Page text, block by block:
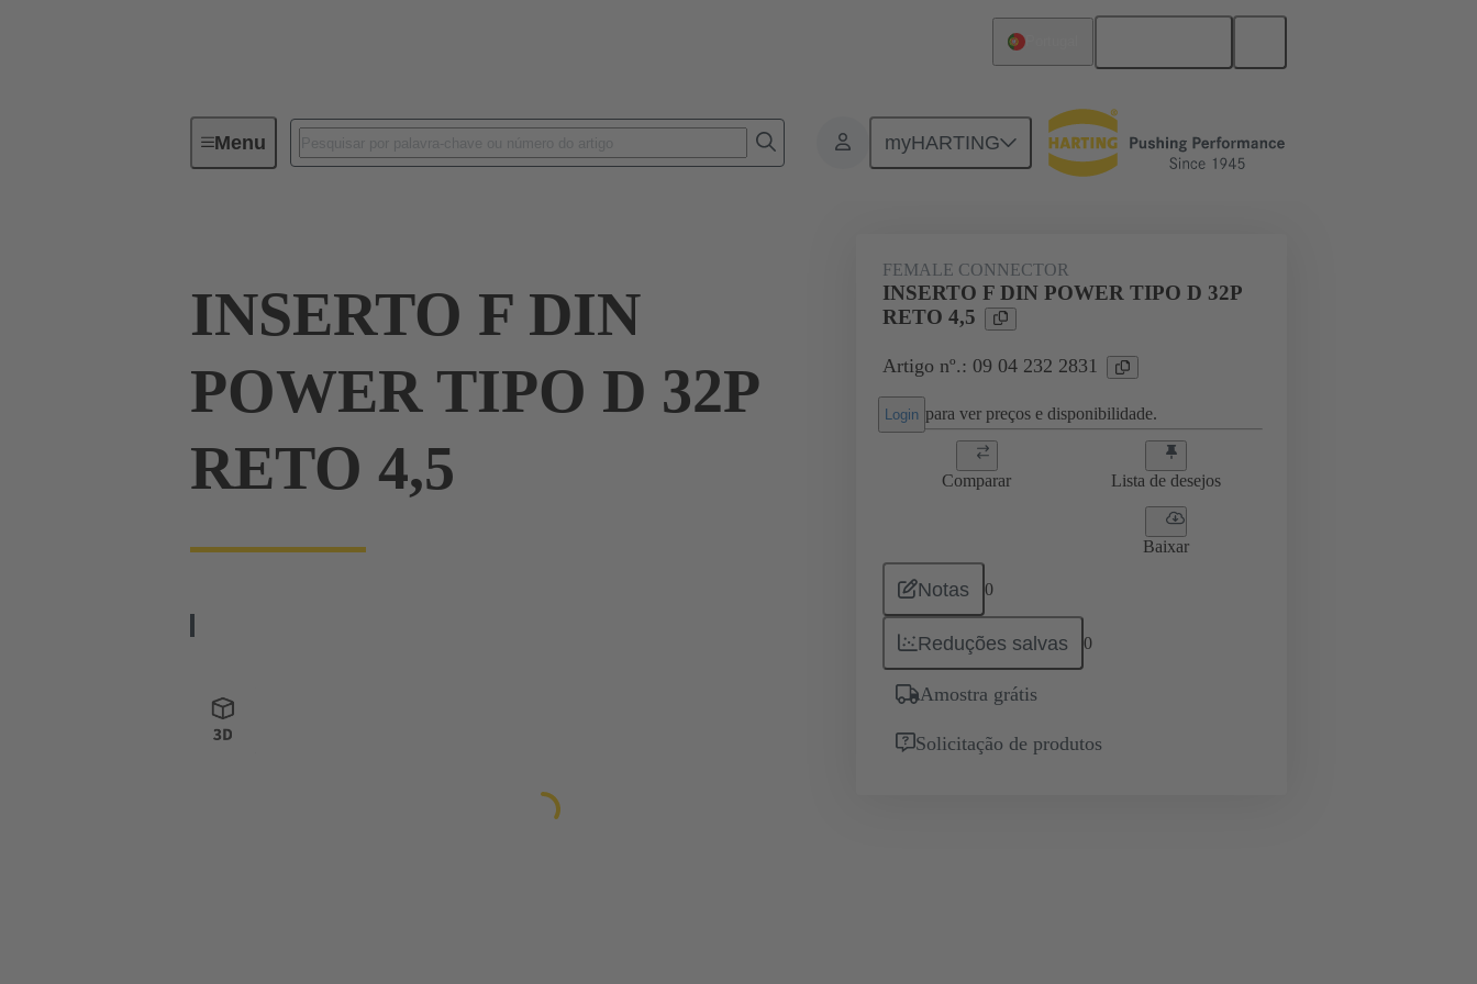
Menu myHARTING
Device connectivity Produtos Motherboard to daughtercard connection 09 04 232 2831
INSERTO F DIN
POWER TIPO D 32P
RETO 4,5
FEMALE CONNECTOR
INSERTO F DIN POWER TIPO D 32P
RETO 4,5
Artigo nº.: 09 04 232 2831
Login para ver preços e disponibilidade.
Comparar Lista de desejos
Baixar
Notas 0
Reduções salvas 0
Amostra grátis
Solicitação de produtos